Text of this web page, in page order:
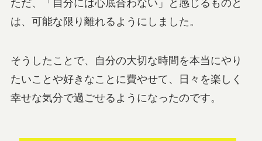
ただ、「自分には心底合わない」と感じるものと
は、可能な限り離れるようにしました。
そうしたことで、自分の大切な時間を本当にやり
たいことや好きなことに費やせて、日々を楽しく
幸せな気分で過ごせるようになったのです。